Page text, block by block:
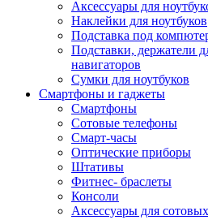
Аксессуары для
Наклейки для ноутбуков
Подставка под
Подставки, держатели
навигаторов
Сумки для ноутбуков
Смартфоны и гаджеты
Смартфоны
Сотовые телефоны
Смарт-часы
Оптические приборы
Штативы
Фитнес- браслеты
Консоли
Аксессуары для